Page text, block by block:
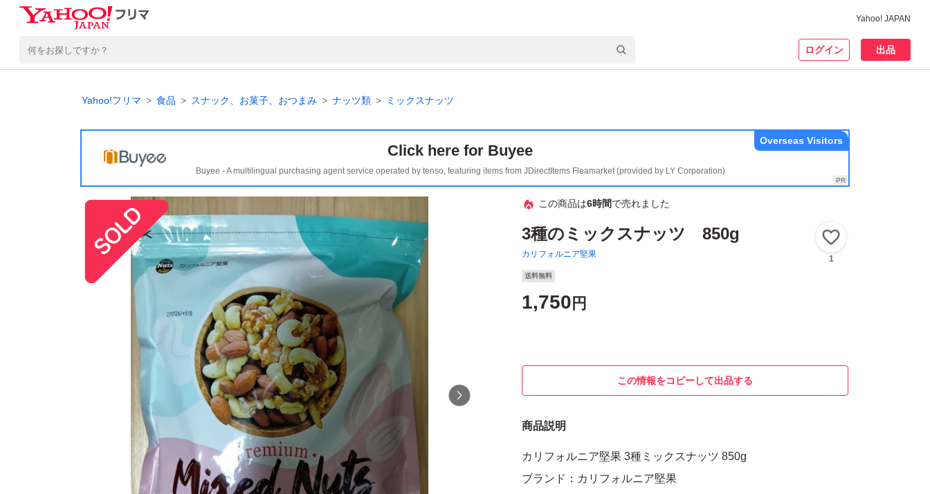
Yahoo! JAPAN
ログイン 出品
Yahoo!フリマ 食品 スナック、お菓子、おつまみ ナッツ類 ミックスナッツ
Click here for Buyee
Buyee - A multilingual purchasing agent service operated by tenso, featuring items from JDirectItems Fleamarket (provided by LY Corporation)
Overseas Visitors
この商品は6時間で売れました
3種のミックスナッツ 850g
カリフォルニア堅果 1
送料無料
1,750 円
この情報をコピーして出品する
商品説明
カリフォルニア堅果 3種ミックスナッツ 850g
ブランド：カリフォルニア堅果